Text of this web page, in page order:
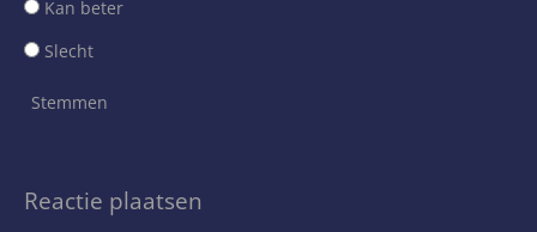
Kan beter
Slecht
Stemmen
Reactie plaatsen